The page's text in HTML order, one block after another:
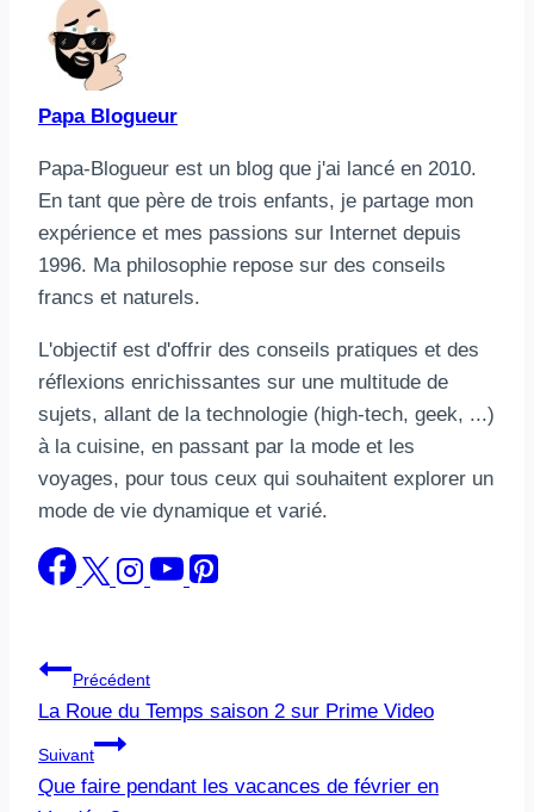
Papa Blogueur
Papa-Blogueur est un blog que j'ai lancé en 2010.
En tant que père de trois enfants, je partage mon
expérience et mes passions sur Internet depuis
1996. Ma philosophie repose sur des conseils
francs et naturels.
L'objectif est d'offrir des conseils pratiques et des
réflexions enrichissantes sur une multitude de
sujets, allant de la technologie (high-tech, geek, ...)
à la cuisine, en passant par la mode et les
voyages, pour tous ceux qui souhaitent explorer un
mode de vie dynamique et varié.
Navigation
de
l’article
Précédent
La Roue du Temps saison 2 sur Prime Video
Suivant
Que faire pendant les vacances de février en